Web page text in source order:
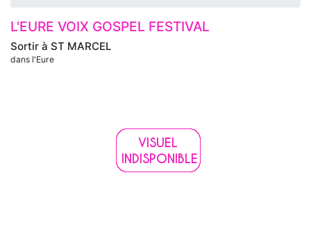
Sortir à ST MARCEL
dans l'Eure
L'EURE VOIX GOSPEL FESTIVAL